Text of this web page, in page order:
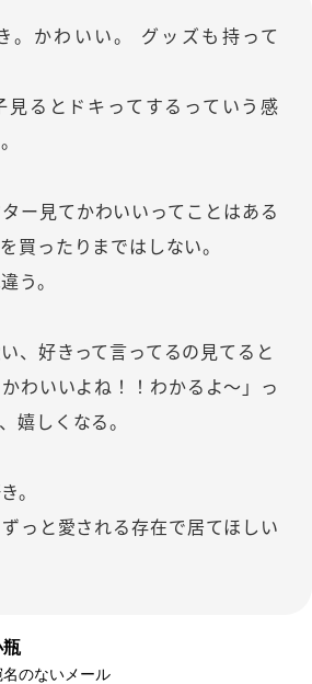
。かわいい。 グッズも持って
見るとドキってするっていう感
ー見てかわいいってことはある
買ったりまではしない。
う。
、好きって言ってるの見てると
かわいいよね！！わかるよ～」っ
嬉しくなる。
。
っと愛される存在で居てほしい
瓶
のないメール